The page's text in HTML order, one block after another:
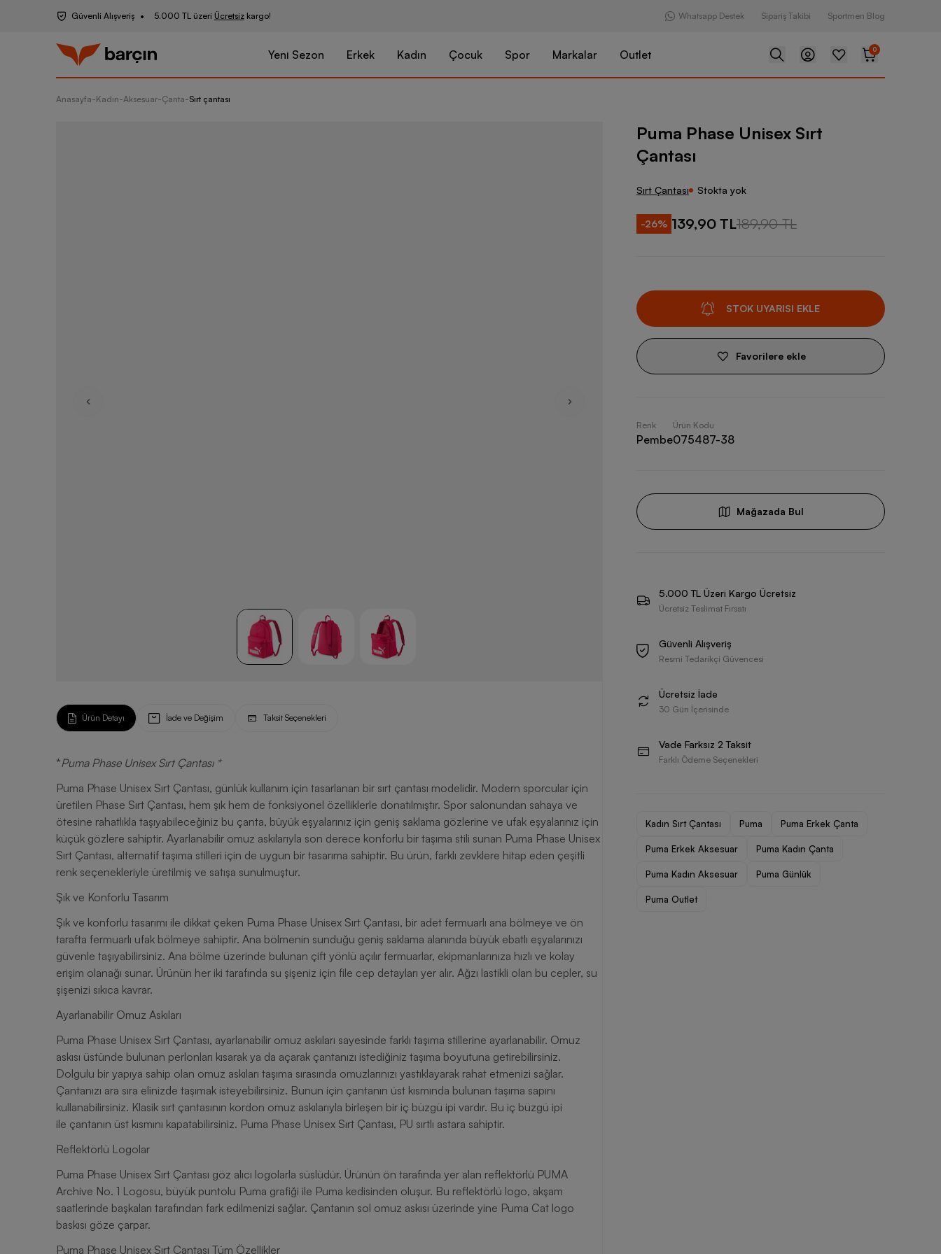
Güvenli Alışveriş 5.000 TL üzeri Ücretsiz kargo! Whatsapp Destek Sipariş Takibi Sportmen Blog
Yeni Sezon Erkek Kadın Çocuk Spor Markalar Outlet 0
Anasayfa-Kadın-Aksesuar-Çanta-Sırt çantası
Puma Phase Unisex Sırt Çantası
Ürün Detayı İade ve Değişim Taksit Seçenekleri
*Puma Phase Unisex Sırt Çantası *
Puma Phase Unisex Sırt Çantası, günlük kullanım için tasarlanan bir sırt çantası modelidir. Modern sporcular için
üretilen Phase Sırt Çantası, hem şık hem de fonksiyonel özelliklerle donatılmıştır. Spor salonundan sahaya ve
ötesine rahatlıkla taşıyabileceğiniz bu çanta, büyük eşyalarınız için geniş saklama gözlerine ve ufak eşyalarınız için
küçük gözlere sahiptir. Ayarlanabilir omuz askılarıyla son derece konforlu bir taşıma stili sunan Puma Phase Unisex
Sırt Çantası, alternatif taşıma stilleri için de uygun bir tasarıma sahiptir. Bu ürün, farklı zevklere hitap eden çeşitli
renk seçenekleriyle üretilmiş ve satışa sunulmuştur.
Şık ve Konforlu Tasarım
Şık ve konforlu tasarımı ile dikkat çeken Puma Phase Unisex Sırt Çantası, bir adet fermuarlı ana bölmeye ve ön
tarafta fermuarlı ufak bölmeye sahiptir. Ana bölmenin sunduğu geniş saklama alanında büyük ebatlı eşyalarınızı
güvenle taşıyabilirsiniz. Ana bölme üzerinde bulunan çift yönlü açılır fermuarlar, ekipmanlarınıza hızlı ve kolay
erişim olanağı sunar. Ürünün her iki tarafında su şişeniz için file cep detayları yer alır. Ağzı lastikli olan bu cepler, su
şişenizi sıkıca kavrar.
Ayarlanabilir Omuz Askıları
Puma Phase Unisex Sırt Çantası, ayarlanabilir omuz askıları sayesinde farklı taşıma stillerine ayarlanabilir. Omuz
askısı üstünde bulunan perlonları kısarak ya da açarak çantanızı istediğiniz taşıma boyutuna getirebilirsiniz.
Dolgulu bir yapıya sahip olan omuz askıları taşıma sırasında omuzlarınızı yastıklayarak rahat etmenizi sağlar.
Çantanızı ara sıra elinizde taşımak isteyebilirsiniz. Bunun için çantanın üst kısmında bulunan taşıma sapını
kullanabilirsiniz. Klasik sırt çantasının kordon omuz askılarıyla birleşen bir iç büzgü ipi vardır. Bu iç büzgü ipi
ile çantanın üst kısmını kapatabilirsiniz. Puma Phase Unisex Sırt Çantası, PU sırtlı astara sahiptir.
Reflektörlü Logolar
Puma Phase Unisex Sırt Çantası göz alıcı logolarla süslüdür. Ürünün ön tarafında yer alan reflektörlü PUMA
Archive No. 1 Logosu, büyük puntolu Puma grafiği ile Puma kedisinden oluşur. Bu reflektörlü logo, akşam
saatlerinde başkaları tarafından fark edilmenizi sağlar. Çantanın sol omuz askısı üzerinde yine Puma Cat logo
baskısı göze çarpar.
Puma Phase Unisex Sırt Çantası Tüm Özellikler
Puma Phase Unisex Sırt
Çantası
Sırt Çantası Stokta yok
-26% 139,90 TL189,90 TL
STOK UYARISI EKLE
Favorilere ekle
Renk
Pembe
Ürün Kodu
075487-38
Mağazada Bul
5.000 TL Üzeri Kargo Ücretsiz
Ücretsiz Teslimat Fırsatı
Güvenli Alışveriş
Resmi Tedarikçi Güvencesi
Ücretsiz İade
30 Gün İçerisinde
Vade Farksız 2 Taksit
Farklı Ödeme Seçenekleri
Kadın Sırt Çantası Puma Puma Erkek Çanta
Puma Erkek Aksesuar Puma Kadın Çanta
Puma Kadın Aksesuar Puma Günlük
Puma Outlet